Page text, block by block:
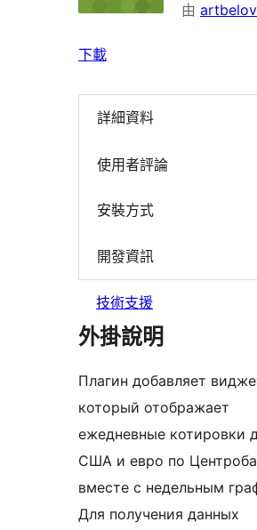
由 artbelov
下載
詳細資料
使用者評論
安裝方式
開發資訊
技術支援
外掛說明
Плагин добавляет
который отображает
ежедневные котировки
США и евро по
вместе с недельным
Для получения данных